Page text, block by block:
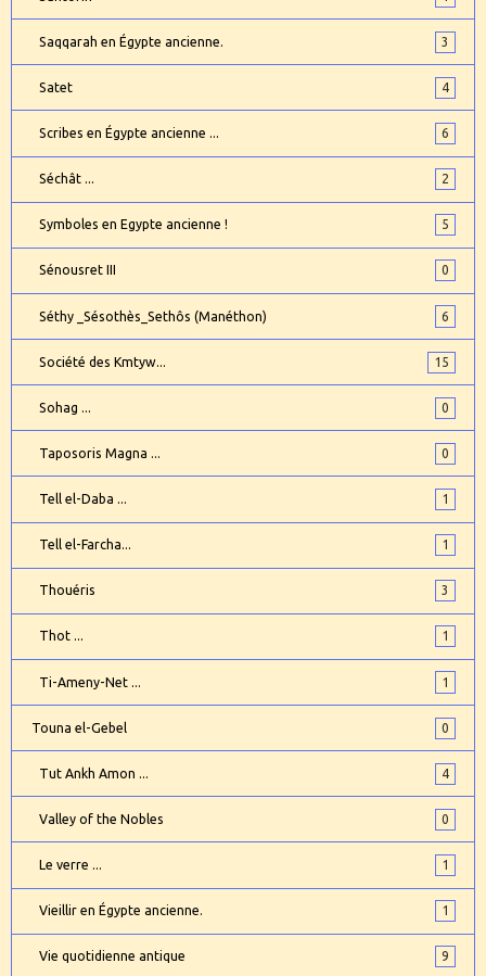
Saqqarah en Égypte ancienne. 3
Satet 4
Scribes en Égypte ancienne ... 6
Séchât ... 2
Symboles en Egypte ancienne ! 5
Sénousret III 0
Séthy _Sésothès_Sethôs (Manéthon) 6
Société des Kmtyw... 15
Sohag ... 0
Taposoris Magna ... 0
Tell el-Daba ... 1
Tell el-Farcha... 1
Thouéris 3
Thot ... 1
Ti-Ameny-Net ... 1
Touna el-Gebel 0
Tut Ankh Amon ... 4
Valley of the Nobles 0
Le verre ... 1
Vieillir en Égypte ancienne. 1
Vie quotidienne antique 9